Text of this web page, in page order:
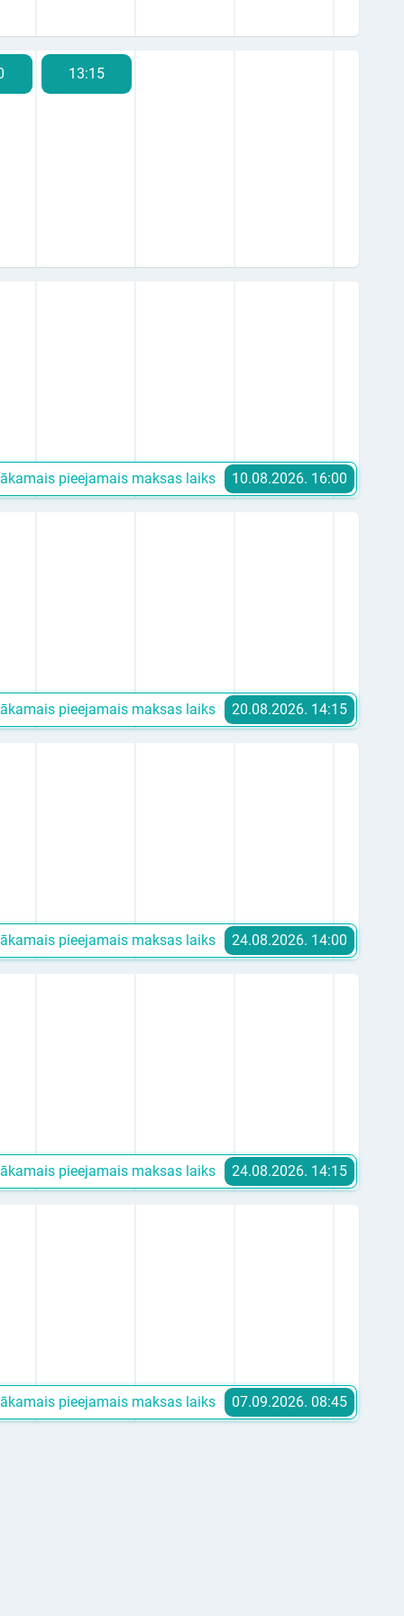
13:15
pieejamais maksas laiks 10.08.2026. 16:00
pieejamais maksas laiks 20.08.2026. 14:15
pieejamais maksas laiks 24.08.2026. 14:00
pieejamais maksas laiks 24.08.2026. 14:15
pieejamais maksas laiks 07.09.2026. 08:45